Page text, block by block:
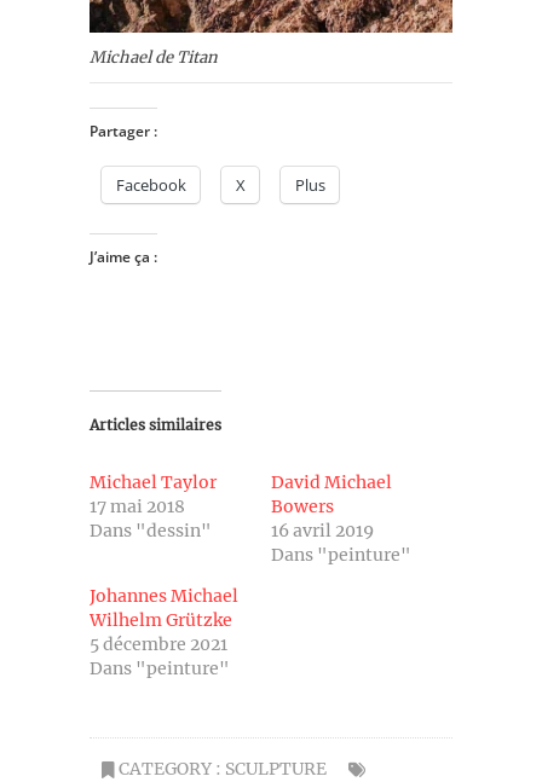
Michael de Titan
Partager :
Facebook X Plus
J’aime ça :
Articles similaires
Michael Taylor
17 mai 2018
Dans "dessin"
David Michael
Bowers
16 avril 2019
Dans "peinture"
Johannes Michael
Wilhelm Grützke
5 décembre 2021
Dans "peinture"
CATEGORY : SCULPTURE